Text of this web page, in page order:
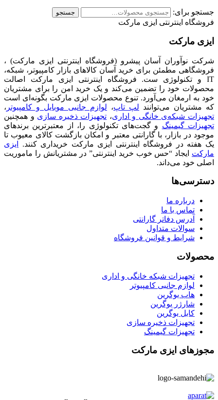
جستجو برای: جستجو
فروشگاه اینترنتی ایزی مارکت
ایزی مارکت
شرکت نوآوران آسان پیشرو (فروشگاه اینترنتی ایزی مارکت) ،
فروشگاهی مطمئن برای خرید آسان کالاهای بازار کامپیوتر، شبکه،
IT و تکنولوژی ست. فروشگاه اینترنتی ایزی مارکت اصالت
محصولات خود را تضمین می‌کند و یک خرید امن را برای مشتریان
خود به ارمغان می‌آورد. تنوع محصولات ایزی مارکت بگونه‌ای است
که مشتریان می‌توانند لپ تاپ، لوازم جانبی موبایل و کامپیوتر ،
تجهیزات شبکه‌ی خانگی و اداری، تجهیزات ذخیره سازی و همچنین
تجهیزات گیمینگ و گجت‌های تکنولوژی را، از معتبرترین برندهای
موجود در بازار، با گارانتی معتبر و امکان بازگشت کالای معیوب تا
یک هفته در فروشگاه اینترنتی ایزی مارکت خریداری کنند.
ایزی
مارکت ایجاد “حس خوب خرید اینترنتی” در مشتریانش را ماموریت
اصلی خود می‌داند.
دسترسی‌ها
درباره ما
تماس با ما
آدرس دفاتر گارانتی
سوالات متداول
شرایط و قوانین فروشگاه
محصولات
تجهیزات شبکه خانگی و اداری
لوازم جانبی کامپیوتر
هاب یوگرین
شارژر یوگرین
کابل یوگرین
تجهیزات ذخیره سازی
تجهیزات گیمینگ
مجوزهای ایزی مارکت